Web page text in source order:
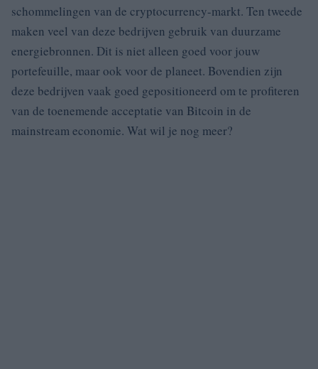
schommelingen van de cryptocurrency-markt. Ten tweede
maken veel van deze bedrijven gebruik van duurzame
energiebronnen. Dit is niet alleen goed voor jouw
portefeuille, maar ook voor de planeet. Bovendien zijn
deze bedrijven vaak goed gepositioneerd om te profiteren
van de toenemende acceptatie van Bitcoin in de
mainstream economie. Wat wil je nog meer?